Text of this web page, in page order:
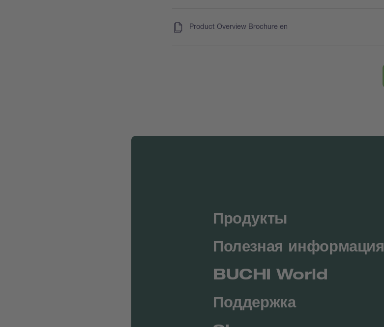
Product Overview Brochure en
Продукты
Полезная информация
BUCHI World
Поддержка